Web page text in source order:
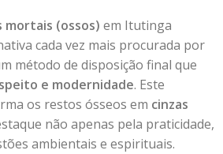
mortais (ossos) em Itutinga
cada vez mais procurada por
método de disposição final que
e modernidade. Este
os restos ósseos em cinzas
não apenas pela praticidade,
ambientais e espirituais.